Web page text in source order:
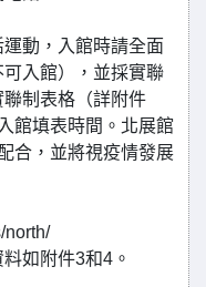
動，入館時請全面
入館），並採實聯
制表格（詳附件
館填表時間。北展館
合，並將視疫情發展
north/
如附件3和4。